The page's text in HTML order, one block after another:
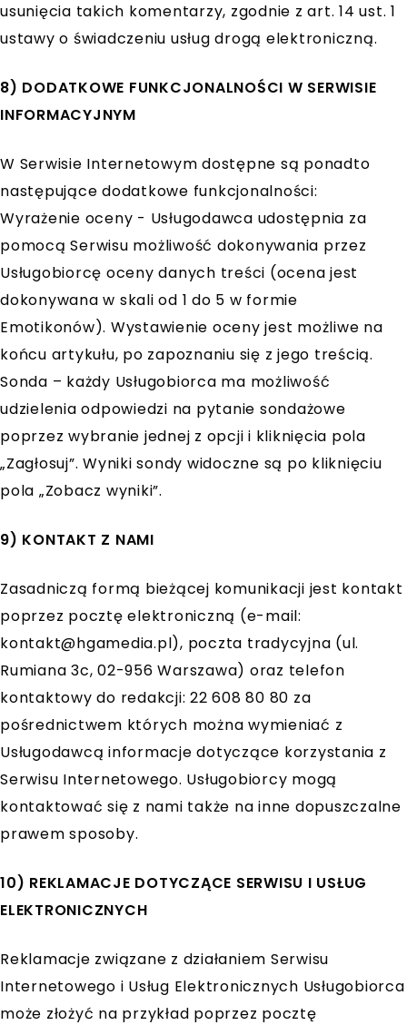
usunięcia takich komentarzy, zgodnie z art. 14 ust. 1
ustawy o świadczeniu usług drogą elektroniczną.
8) DODATKOWE FUNKCJONALNOŚCI W SERWISIE
INFORMACYJNYM
W Serwisie Internetowym dostępne są ponadto
następujące dodatkowe funkcjonalności:
Wyrażenie oceny - Usługodawca udostępnia za
pomocą Serwisu możliwość dokonywania przez
Usługobiorcę oceny danych treści (ocena jest
dokonywana w skali od 1 do 5 w formie
Emotikonów). Wystawienie oceny jest możliwe na
końcu artykułu, po zapoznaniu się z jego treścią.
Sonda – każdy Usługobiorca ma możliwość
udzielenia odpowiedzi na pytanie sondażowe
poprzez wybranie jednej z opcji i kliknięcia pola
„Zagłosuj”. Wyniki sondy widoczne są po kliknięciu
pola „Zobacz wyniki”.
9) KONTAKT Z NAMI
Zasadniczą formą bieżącej komunikacji jest kontakt
poprzez pocztę elektroniczną (e-mail:
kontakt@hgamedia.pl), poczta tradycyjna (ul.
Rumiana 3c, 02-956 Warszawa) oraz telefon
kontaktowy do redakcji: 22 608 80 80 za
pośrednictwem których można wymieniać z
Usługodawcą informacje dotyczące korzystania z
Serwisu Internetowego. Usługobiorcy mogą
kontaktować się z nami także na inne dopuszczalne
prawem sposoby.
10) REKLAMACJE DOTYCZĄCE SERWISU I USŁUG
ELEKTRONICZNYCH
Reklamacje związane z działaniem Serwisu
Internetowego i Usług Elektronicznych Usługobiorca
może złożyć na przykład poprzez pocztę